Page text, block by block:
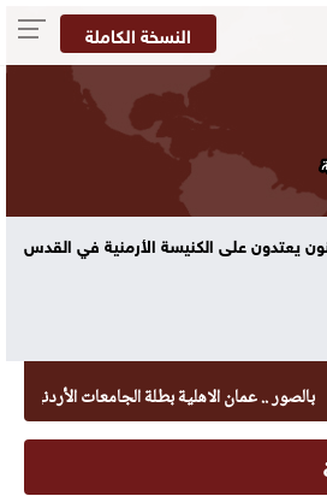
النسخة الكاملة
يعتدون على الكنيسة الأرمنية في القدس
.. عمان الاهلية بطلة الجامعات الأردنية في